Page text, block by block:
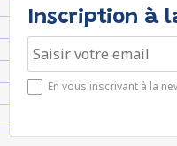
Inscription à
En vous inscrivant à la